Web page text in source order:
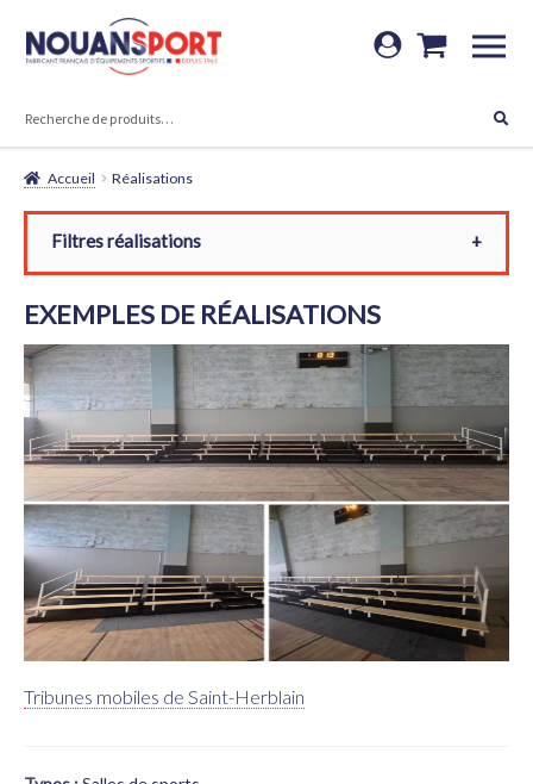
Aller
Aller
Accueil Réalisations
EXEMPLES DE RÉALISATIONS
Tribunes mobiles de Saint-Herblain
Filtres réalisations
Types
FILTRER